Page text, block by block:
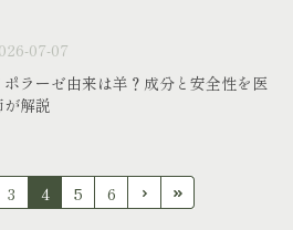
07-07
ポラーゼ由来は羊？成分と安全性を医
が解説
3 4 5 6